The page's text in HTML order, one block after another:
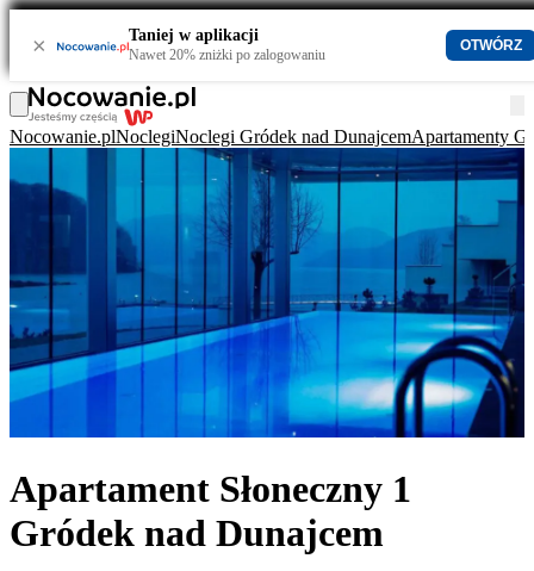
× Taniej w aplikacji
Nawet 20% zniżki po zalogowaniu
OTWÓRZ
Nocowanie.plNoclegiNoclegi Gródek nad DunajcemApartamenty
Apartament Słoneczny 1
Gródek nad Dunajcem